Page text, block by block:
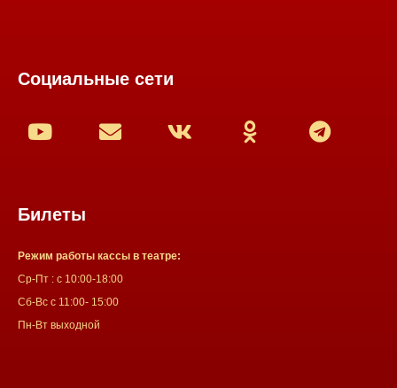
Социальные сети
Билеты
Режим работы кассы в театре:
Ср-Пт : с 10:00-18:00
Сб-Вс с 11:00- 15:00
Пн-Вт выходной